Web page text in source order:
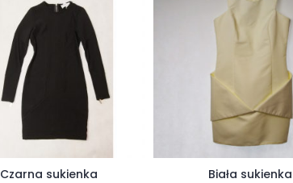
Czarna sukienka Biała sukienka